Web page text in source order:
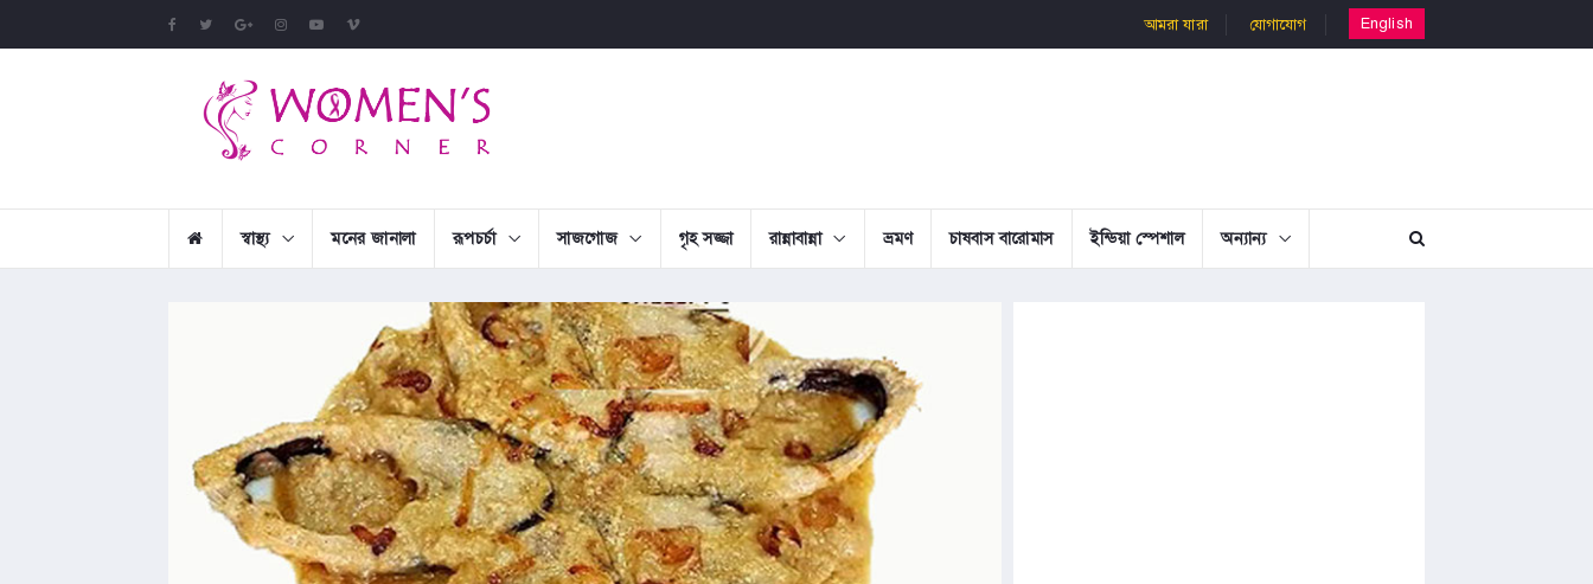
আমরা যারা যোগাযোগ English
স্বাস্থ্য মনের জানালা রূপচর্চা সাজগোজ গৃহ সজ্জা রান্নাবান্না ভ্রমণ চাষবাস বারোমাস ইন্ডিয়া স্পেশাল অন্যান্য